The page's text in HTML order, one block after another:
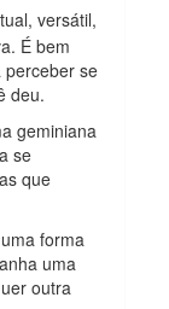
versátil,
É bem
perceber se
deu.
geminiana
se
que
forma
uma
outra